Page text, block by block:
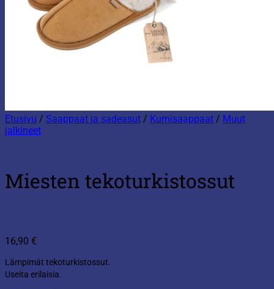
Etusivu / Saappaat ja sadeasut / Kumisaappaat / Muut
jalkineet
Miesten tekoturkistossut
16,90 €
Lämpimät tekoturkistossut.
Useita erilaisia.